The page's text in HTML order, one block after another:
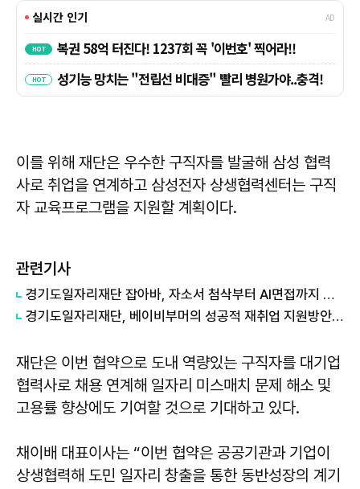
이를 위해 재단은 우수한 구직자를 발굴해 삼성 협력
사로 취업을 연계하고 삼성전자 상생협력센터는 구직
자 교육프로그램을 지원할 계획이다.
관련기사
경기도일자리재단 잡아바, 자소서 첨삭부터 AI면접까지 무료...취업지원 서비스 확대
경기도일자리재단, 베이비부머의 성공적 재취업 지원방안 제시
재단은 이번 협약으로 도내 역량있는 구직자를 대기업
협력사로 채용 연계해 일자리 미스매치 문제 해소 및
고용률 향상에도 기여할 것으로 기대하고 있다.
채이배 대표이사는 “이번 협약은 공공기관과 기업이
상생협력해 도민 일자리 창출을 통한 동반성장의 계기